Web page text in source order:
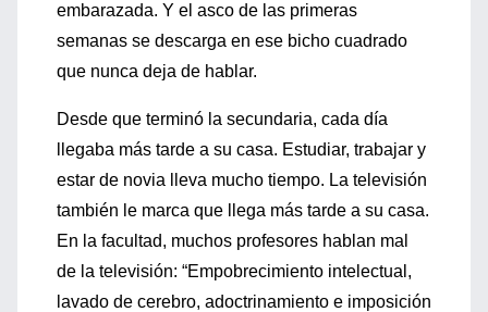
embarazada. Y el asco de las primeras
semanas se descarga en ese bicho cuadrado
que nunca deja de hablar.
Desde que terminó la secundaria, cada día
llegaba más tarde a su casa. Estudiar, trabajar y
estar de novia lleva mucho tiempo. La televisión
también le marca que llega más tarde a su casa.
En la facultad, muchos profesores hablan mal
de la televisión: “Empobrecimiento intelectual,
lavado de cerebro, adoctrinamiento e imposición